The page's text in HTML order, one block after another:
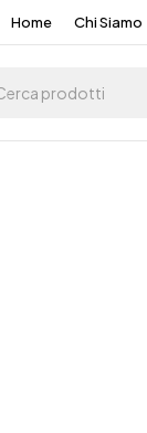
Home Chi Siamo